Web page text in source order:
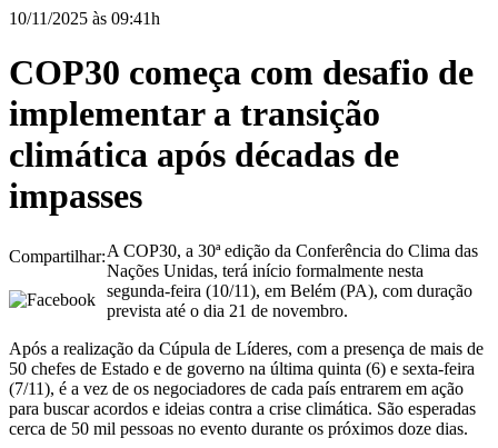
10/11/2025 às 09:41h
COP30 começa com desafio de
implementar a transição
climática após décadas de
impasses
Compartilhar:A COP30, a 30ª edição da Conferência do Clima das
Nações Unidas, terá início formalmente nesta
segunda-feira (10/11), em Belém (PA), com duração
prevista até o dia 21 de novembro.
Após a realização da Cúpula de Líderes, com a presença de mais de
50 chefes de Estado e de governo na última quinta (6) e sexta-feira
(7/11), é a vez de os negociadores de cada país entrarem em ação
para buscar acordos e ideias contra a crise climática. São esperadas
cerca de 50 mil pessoas no evento durante os próximos doze dias.